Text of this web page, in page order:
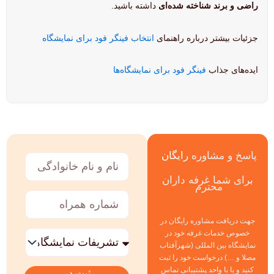
راضی و برند شناخته شده‌ای داشته باشید.
جزئیات بیشتر درباره راهنمای انتخاب فینگر فود برای نمایشگاه
ایده‌های جذاب فینگر فود برای نمایشگاه‌ها
پاسخ و مشاورهرایگان
برای شما غرفه داران
محترم
جهت دریافت مشاوره رایگان در
خصوص خدمات غرفه خود در
نمایشگاه بین المللی (شهرآفتاب
مصلا و …) درخواست خود را ثبت
کنید و یا با واحد پشتیبانی تماس
نام
نام
خانوادگی
شماره
همراه
خدمات
مورد
نظر